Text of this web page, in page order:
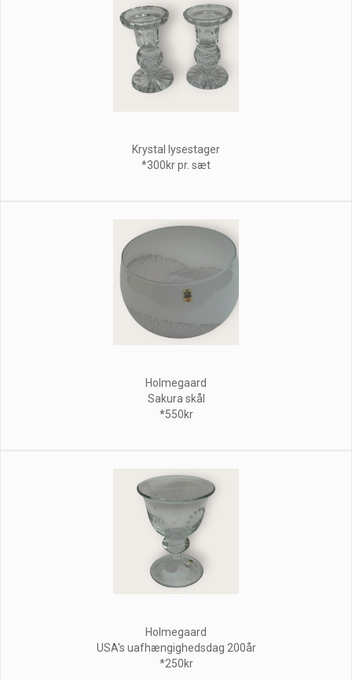
Krystal lysestager
*300kr pr. sæt
Holmegaard
Sakura skål
*550kr
Holmegaard
USA's uafhængighedsdag 200år
*250kr